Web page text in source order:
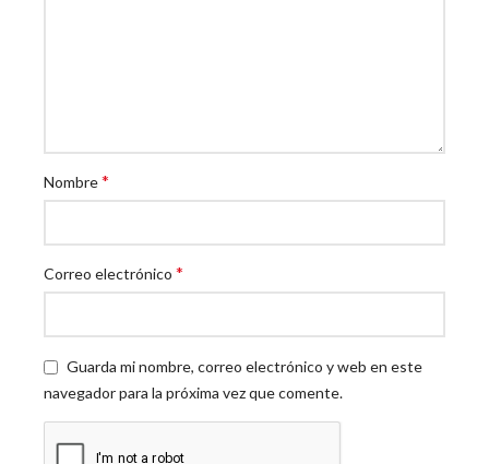
Nombre*
Correo electrónico *
Guarda mi nombre, correo electrónico y web en este
navegador para la próxima vez que comente.